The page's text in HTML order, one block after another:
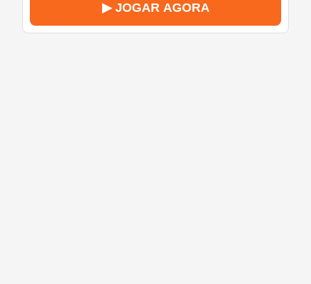
▶ JOGAR AGORA